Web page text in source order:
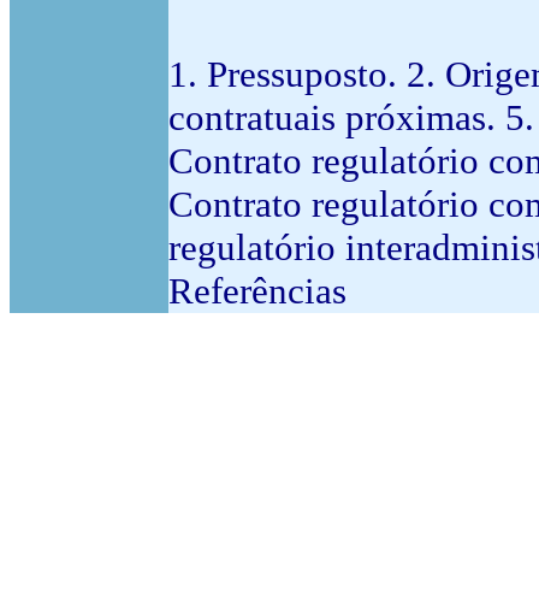
1. Pressuposto. 2.
contratuais próximas.
Contrato regulatório
Contrato regulatório
regulatório
Referências